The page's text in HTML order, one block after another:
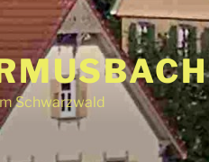
Schwarzwald